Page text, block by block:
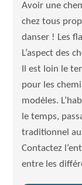
Avoir une
chez tous
danser ! Les
L’aspect des
Il est loin le
pour les
modèles.
le temps,
traditionnel
Contactez
entre les